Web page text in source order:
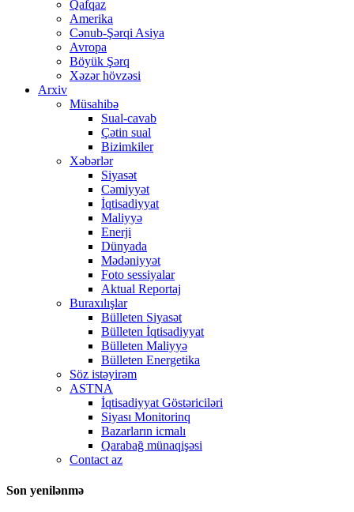
Qafqaz
Amerika
Cənub-Şərqi Asiya
Avropa
Böyük Şərq
Xəzər hövzəsi
Arxiv
Müsahibə
Sual-cavab
Çətin sual
Bizimkiler
Xəbərlər
Siyasət
Cəmiyyət
İqtisadiyyat
Maliyyə
Enerji
Dünyada
Mədəniyyət
Foto sessiyalar
Aktual Reportaj
Buraxılışlar
Bülleten Siyasət
Bülleten İqtisadiyyat
Bülleten Maliyyə
Bülleten Energetika
Söz istəyirəm
ASTNA
İqtisadiyyat Göstəriciləri
Siyası Monitorinq
Bazarların icmalı
Qarabağ münaqişəsi
Contact az
Son yenilənmə